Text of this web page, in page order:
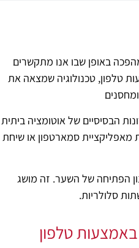
באופן שבו אנו מתקשרים
טלפון, טכנולוגיה שמצאה את
הבסיסיים של אוטומציה ביתית
סמארטפון או שיחת
הפתיחה של השער. זה מושג
טלפון